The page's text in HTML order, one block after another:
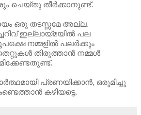
ചെയ്തു തീർക്കാനുണ്ട്.
ഒരു തടസ്സമേ അല്ല.
ഇല്ലായ്മയിൽ പല
നമ്മളിൽ പലർക്കും
തിരുത്താൻ നമ്മൾ
പ്രണയിക്കാൻ, ഒരുമിച്ചു
കഴിയട്ടെ.